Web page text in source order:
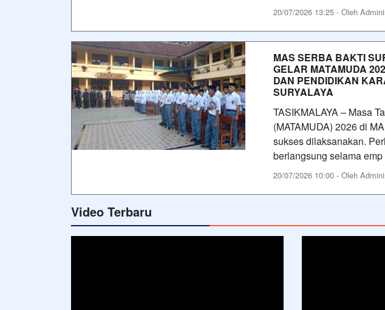
20/07/2026 13:25 - Oleh
MAS SERBA BAKTI
GELAR MATAMUDA
DAN PENDIDIKAN
SURYALAYA
TASIKMALAYA – Masa
(MATAMUDA) 2026 di
sukses dilaksanakan.
berlangsung selama emp
20/07/2026 10:00 - Oleh
Video Terbaru